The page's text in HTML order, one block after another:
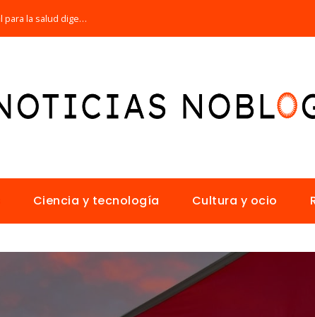
Por qué la microbiota intestinal es esencial para la salud digestiva
Ciencia y tecnología Cultura y ocio